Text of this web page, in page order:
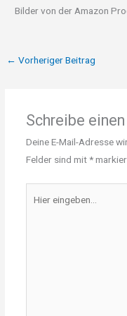
Bilder von der Amazon
← Vorheriger Beitrag
Schreibe
Deine E-Mail-Adresse
Felder sind mit*
eingeben…